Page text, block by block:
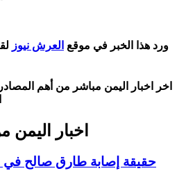
ورد هذا الخبر في موقع العرش نيوز
اخر اخبار اليمن مباشر من أهم
اخبار اليمن
حقيقة إصابة طارق صالح في